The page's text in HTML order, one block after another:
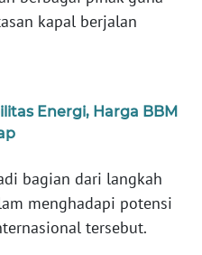
kapal berjalan
Energi, Harga BBM
bagian dari langkah
menghadapi potensi
tersebut.